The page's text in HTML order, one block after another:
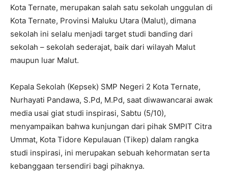
Kota Ternate, merupakan salah satu sekolah unggulan di
Kota Ternate, Provinsi Maluku Utara (Malut), dimana
sekolah ini selalu menjadi target studi banding dari
sekolah – sekolah sederajat, baik dari wilayah Malut
maupun luar Malut.
Kepala Sekolah (Kepsek) SMP Negeri 2 Kota Ternate,
Nurhayati Pandawa, S.Pd, M.Pd, saat diwawancarai awak
media usai giat studi inspirasi, Sabtu (5/10),
menyampaikan bahwa kunjungan dari pihak SMPIT Citra
Ummat, Kota Tidore Kepulauan (Tikep) dalam rangka
studi inspirasi, ini merupakan sebuah kehormatan serta
kebanggaan tersendiri bagi pihaknya.